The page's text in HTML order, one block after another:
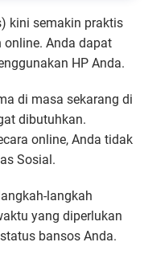
kini semakin praktis
Anda dapat
HP Anda.
di masa sekarang di
dibutuhkan.
online, Anda tidak
Sosial.
langkah
yang diperlukan
bansos Anda.